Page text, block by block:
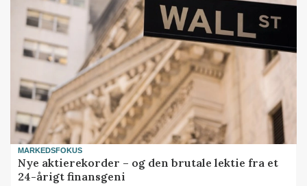
MARKEDSFOKUS
Nye aktierekorder – og den brutale lektie fra et
24-årigt finansgeni